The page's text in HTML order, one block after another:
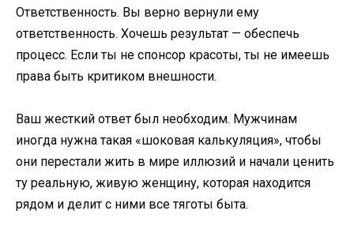
Ответственность. Вы верно вернули ему
ответственность. Хочешь результат — обеспечь
процесс. Если ты не спонсор красоты, ты не имеешь
права быть критиком внешности.
Ваш жесткий ответ был необходим. Мужчинам
иногда нужна такая «шоковая калькуляция», чтобы
они перестали жить в мире иллюзий и начали ценить
ту реальную, живую женщину, которая находится
рядом и делит с ними все тяготы быта.